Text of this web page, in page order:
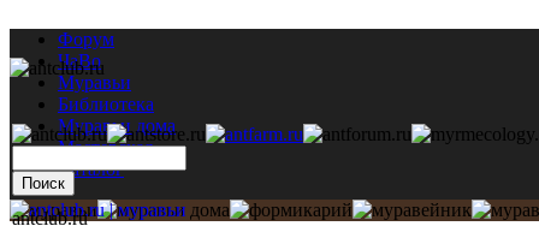
Форум
ЧаВо
Муравьи
Библиотека
Муравьи дома
Мастерская
Каталог
antclub.ru